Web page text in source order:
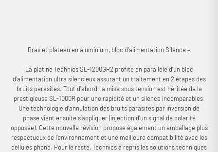
Bras et plateau en aluminium, bloc d’alimentation Silence +
La platine Technics SL-1200GR2 profite en parallèle d’un bloc
d’alimentation ultra silencieux assurant un traitement en 2 étapes des
bruits parasites. Tout d’abord, la mise sous tension est héritée de la
prestigieuse SL-1000R pour une rapidité et un silence incomparables.
Une technologie d’annulation des bruits parasites par inversion de
phase vient ensuite s’appliquer (injection d’un signal de polarité
opposée). Cette nouvelle révision propose également un emballage plus
respectueux de l’environnement et une meilleure compatibilité avec les
cellules phono. Pour le reste, Technics a repris les solutions techniques